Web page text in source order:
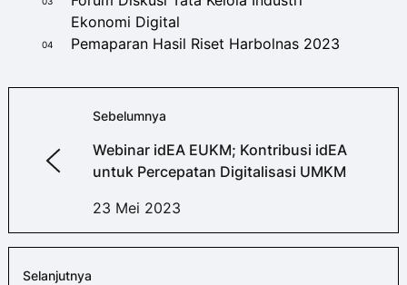
Ekonomi Digital
04 Pemaparan Hasil Riset Harbolnas 2023
Sebelumnya
Webinar idEA EUKM; Kontribusi idEA
untuk Percepatan Digitalisasi UMKM
23 Mei 2023
Selanjutnya